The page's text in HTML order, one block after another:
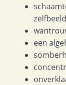
zelfbeeld
een